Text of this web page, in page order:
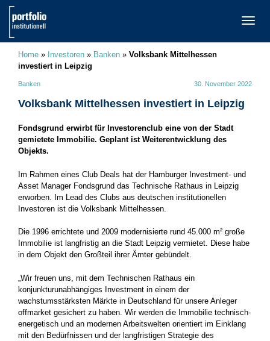
Home » Investoren » Banken » Volksbank Mittelhessen
investiert in Leipzig
Banken 30. November 2022
Volksbank Mittelhessen investiert in Leipzig
Fondsgrund erwirbt für Investorenclub eine von der Stadt
gemietete Immobilie. Geplant ist Weiterentwicklung des
Objekts.
Im Rahmen eines Club Deals hat der Hamburger Investment- und
Asset Manager Fondsgrund das Technische Rathaus in Leipzig
erworben. Im Lead des Clubs aus deutschen institutionellen
Investoren ist die Volksbank Mittelhessen.
Die 1996 errichtete und 2009 modernisierte rund 45.000 m² große
Immobilie ist langfristig an die Stadt Leipzig vermietet. Diese habe
in dem Objekt den Großteil ihrer Ämter gebündelt.
„Wir freuen uns, mit dem Technischen Rathaus ein
konjunkturunabhängiges Investment in einem der
wachstumsstärksten Märkte in Deutschland für unsere Anleger
offmarket gesichert zu haben. Wir werden die Immobilie technisch-
energetisch und an modernen Arbeitswelten orientiert im Einklang
mit den Bedürfnissen und der langfristigen Strategie des